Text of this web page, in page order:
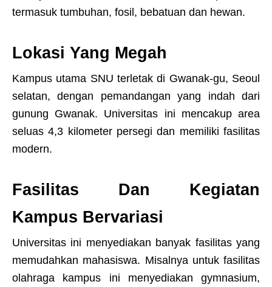
termasuk tumbuhan, fosil, bebatuan dan hewan.
Lokasi Yang Megah
Kampus utama SNU terletak di Gwanak-gu, Seoul
selatan, dengan pemandangan yang indah dari
gunung Gwanak. Universitas ini mencakup area
seluas 4,3 kilometer persegi dan memiliki fasilitas
modern.
Fasilitas Dan Kegiatan
Kampus Bervariasi
Universitas ini menyediakan banyak fasilitas yang
memudahkan mahasiswa. Misalnya untuk fasilitas
olahraga kampus ini menyediakan gymnasium,